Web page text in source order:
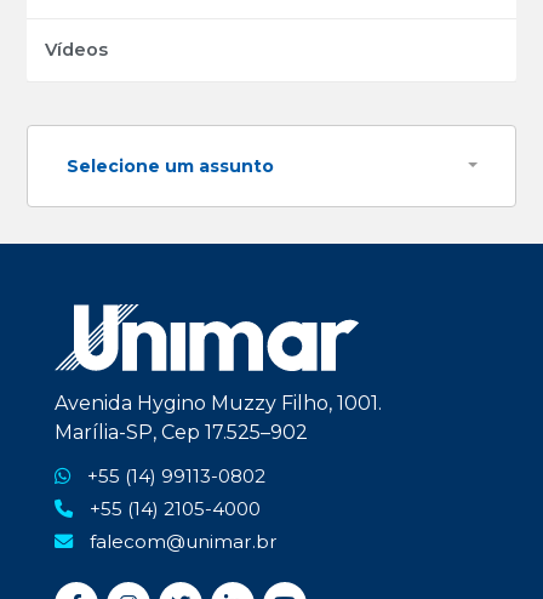
Vídeos
Selecione um assunto
Avenida Hygino Muzzy Filho, 1001.
Marília-SP, Cep 17.525–902
+55 (14) 99113-0802
+55 (14) 2105-4000
falecom@unimar.br